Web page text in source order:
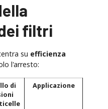
filtri
su efficienza
l'arresto:
di
Applicazione